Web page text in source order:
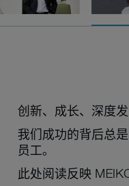
创新、成长、深度
我们成功的背后总
员工。
此处阅读反映